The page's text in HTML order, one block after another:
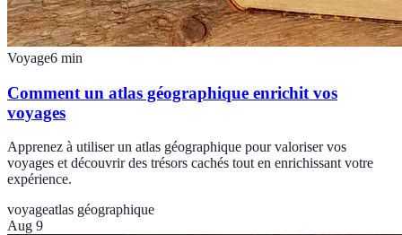
Voyage6 min
Comment un atlas géographique enrichit vos
voyages
Apprenez à utiliser un atlas géographique pour valoriser vos
voyages et découvrir des trésors cachés tout en enrichissant votre
expérience.
voyageatlas géographique
Aug 9